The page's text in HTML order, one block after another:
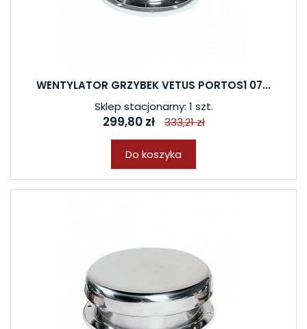
WENTYLATOR GRZYBEK VETUS PORTOS1 07...
Sklep stacjonarny: 1 szt.
299,80 zł 333,21 zł
Do koszyka